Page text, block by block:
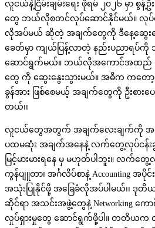
လူငယ်နဲ့ငြိမ်းချမ်းရေး ဖိုရမ် ၂၀၂၆ မှာ
တွေ ဘယ်လိုစတင်လုပ်ဆောင်နိုင်မယ်။ လုပ်
လိုအပ်မယ် ဆိုတဲ့ အချက်တွေကို ဒီနေ့ဆွေးနွေး
ခေတ်မှာ ကျယ်ပြန့်လာတဲ့ နည်းပညာရပ်ကို
ဆောင်ရွက်မယ်။ ဘယ်လိုအကောင်အထည်
တွေ ကို ဆွေးနွေးသွားမယ်။ အဓိက က
ခွန်အား ဖြစ်စေမယ့် အချက်တွေကို ဦးစားပေး
တယ်၊၊
လူငယ်တွေအတွက် အချက်လေးချက်ကို အဓိက
ပထမဆုံး အချက်အနေနဲ့ လက်တွေ့လုပ်ငန်းခွ
မြင့်မားမားရနေ မှ မဟုတ်ပါဘူး။ လက်တွ
ကွန်ပျူတာ၊ အင်္ဂလိပ်စာနဲ့ Accounting အပို
အသုံးပြုနိုင်ဖို့ အခြေခံလိုအပ်ပါမယ်၊၊ ဒုတိ
ဆိုင်ရာ အသင်းအဖွဲ့တွေနဲ့ Networking ကေ
လှုပ်ရှားမှုတွေ ဆောင်ရွက်ဖို့ပါ။ တတိယက လု